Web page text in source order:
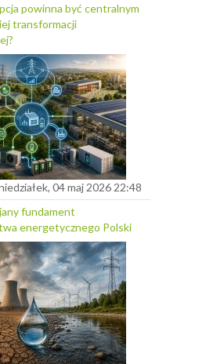
powinna być centralnym
transformacji
04 maj 2026 22:48
fundament
energetycznego Polski